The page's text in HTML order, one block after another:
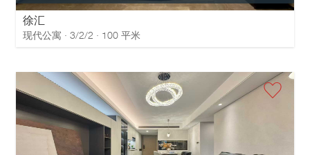
徐汇
现代公寓 · 3/2/2 · 100 平米